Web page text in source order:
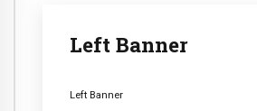
Left Banner
Left Banner